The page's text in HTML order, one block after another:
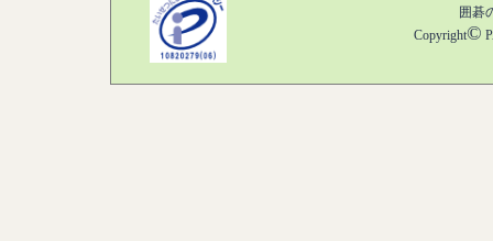
囲碁
Copyright©